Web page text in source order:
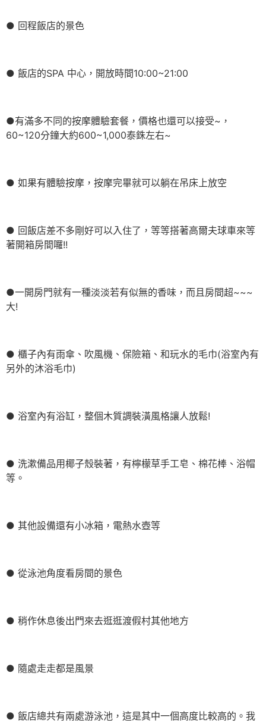
● 回程飯店的景色
● 飯店的SPA 中心，開放時間10:00~21:00
●有滿多不同的按摩體驗套餐，價格也還可以接受~，
60~120分鐘大約600~1,000泰銖左右~
● 如果有體驗按摩，按摩完畢就可以躺在吊床上放空
● 回飯店差不多剛好可以入住了，等等搭著高爾夫球車來等
著開箱房間囉!!
●一開房門就有一種淡淡若有似無的香味，而且房間超~~~
大!
● 櫃子內有雨傘、吹風機、保險箱、和玩水的毛巾(浴室內有
另外的沐浴毛巾)
● 浴室內有浴缸，整個木質調裝潢風格讓人放鬆!
● 洗漱備品用椰子殼裝著，有檸檬草手工皂、棉花棒、浴帽
等。
● 其他設備還有小冰箱，電熱水壺等
● 從泳池角度看房間的景色
● 稍作休息後出門來去逛逛渡假村其他地方
● 隨處走走都是風景
● 飯店總共有兩處游泳池，這是其中一個高度比較高的。我